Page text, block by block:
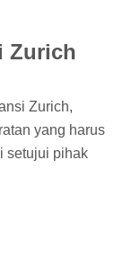
Zurich
Zurich,
yang harus
setujui pihak